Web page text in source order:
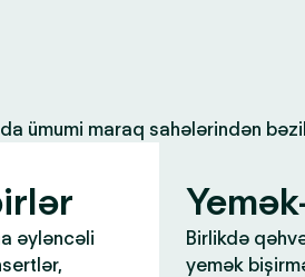
ümumi maraq sahələrindən
əyləncəli
Birlikdə
yemək